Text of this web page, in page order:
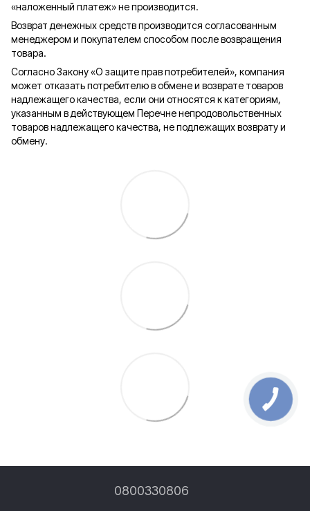
«наложенный платеж» не производится.
Возврат денежных средств производится согласованным
менеджером и покупателем способом после возвращения
товара.
Согласно Закону «О защите прав потребителей», компания
может отказать потребителю в обмене и возврате товаров
надлежащего качества, если они относятся к категориям,
указанным в действующем Перечне непродовольственных
товаров надлежащего качества, не подлежащих возврату и
обмену.
0800330806